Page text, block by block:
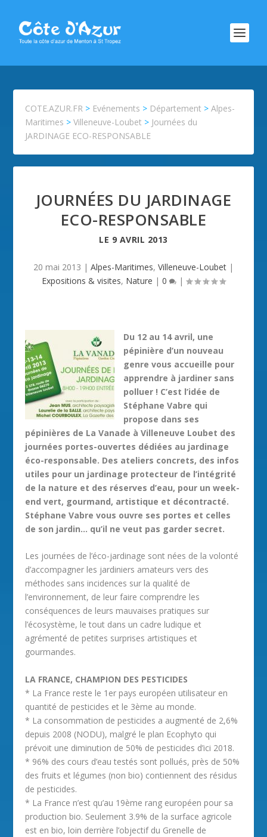
COTE.AZUR.FR > Evénements > Département >Alpes-
Maritimes >Villeneuve-Loubet > Journées du
JARDINAGE ECO-RESPONSABLE
JOURNÉES DU JARDINAGE
ECO-RESPONSABLE
LE 9 AVRIL 2013
20 mai 2013 | Alpes-Maritimes, Villeneuve-Loubet |
Expositions & visites, Nature | 0 |
Du 12 au 14 avril, une
pépinière d’un nouveau
genre vous accueille pour
apprendre à jardiner sans
polluer ! C’est l’idée de
Stéphane Vabre qui
propose dans ses
pépinières de La Vanade à Villeneuve Loubet des
journées portes-ouvertes dédiées au jardinage
éco-responsable. Des ateliers concrets, des infos
utiles pour un jardinage protecteur de l’intégrité
de la nature et des réserves d’eau, pour un week-
end vert, gourmand, artistique et décontracté.
Stéphane Vabre vous ouvre ses portes et celles
de son jardin… qu’il ne veut pas garder secret.
Les journées de l’éco-jardinage sont nées de la volonté
d’accompagner les jardiniers amateurs vers des
méthodes sans incidences sur la qualité de
l’environnement, de leur faire comprendre les
conséquences de leurs mauvaises pratiques sur
l’écosystème, le tout dans un cadre ludique et
agrémenté de petites surprises artistiques et
gourmandes.
LA FRANCE, CHAMPION DES PESTICIDES
* La France reste le 1er pays européen utilisateur en
quantité de pesticides et le 3ème au monde.
* La consommation de pesticides a augmenté de 2,6%
depuis 2008 (NODU), malgré le plan Ecophyto qui
prévoit une diminution de 50% de pesticides d’ici 2018.
* 96% des cours d’eau testés sont pollués, près de 50%
des fruits et légumes (non bio) contiennent des résidus
de pesticides.
* La France n’est qu’au 19ème rang européen pour sa
production bio. Seulement 3.9% de la surface agricole
est en bio, loin derrière l’objectif du Grenelle de